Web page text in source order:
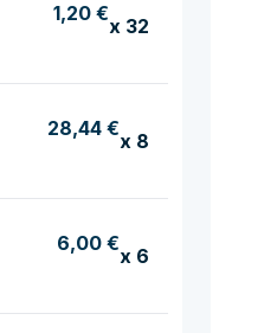
1,20 €
x 32
28,44 €
x 8
6,00 €
x 6